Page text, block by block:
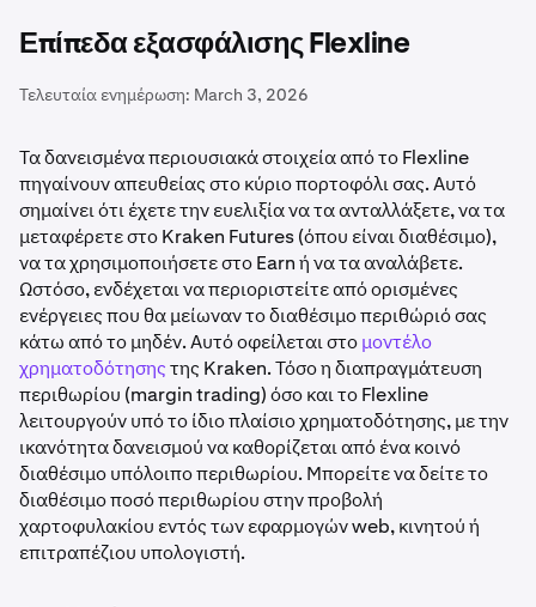
Επίπεδα εξασφάλισης Flexline
Τελευταία ενημέρωση: March 3, 2026
Τα δανεισμένα περιουσιακά στοιχεία από το Flexline
πηγαίνουν απευθείας στο κύριο πορτοφόλι σας. Αυτό
σημαίνει ότι έχετε την ευελιξία να τα ανταλλάξετε, να τα
μεταφέρετε στο Kraken Futures (όπου είναι διαθέσιμο),
να τα χρησιμοποιήσετε στο Earn ή να τα αναλάβετε.
Ωστόσο, ενδέχεται να περιοριστείτε από ορισμένες
ενέργειες που θα μείωναν το διαθέσιμο περιθώριό σας
κάτω από το μηδέν. Αυτό οφείλεται στομοντέλο
χρηματοδότησηςτης Kraken. Τόσο η διαπραγμάτευση
περιθωρίου (margin trading) όσο και το Flexline
λειτουργούν υπό το ίδιο πλαίσιο χρηματοδότησης, με την
ικανότητα δανεισμού να καθορίζεται από ένα κοινό
διαθέσιμο υπόλοιπο περιθωρίου. Μπορείτε να δείτε το
διαθέσιμο ποσό περιθωρίου στην προβολή
χαρτοφυλακίου εντός των εφαρμογών web, κινητού ή
επιτραπέζιου υπολογιστή.